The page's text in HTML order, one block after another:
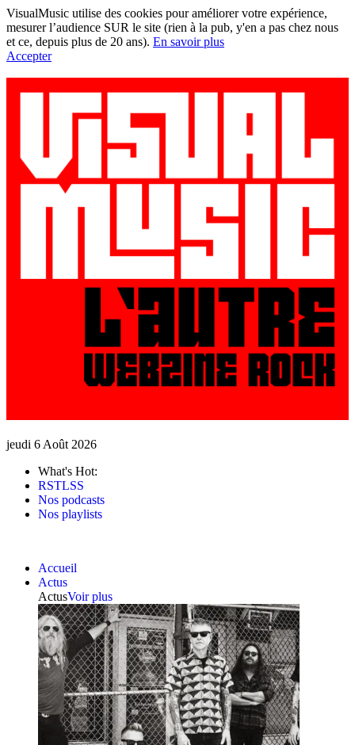
VisualMusic utilise des cookies pour améliorer votre expérience,
mesurer l’audience SUR le site (rien à la pub, y'en a pas chez nous
et ce, depuis plus de 20 ans). En savoir plus
Accepter
jeudi 6 Août 2026
What's Hot:
RSTLSS
Nos podcasts
Nos playlists
Accueil
Actus
ActusVoir plus